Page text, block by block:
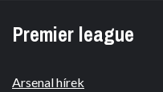
Premier league
Arsenal hírek